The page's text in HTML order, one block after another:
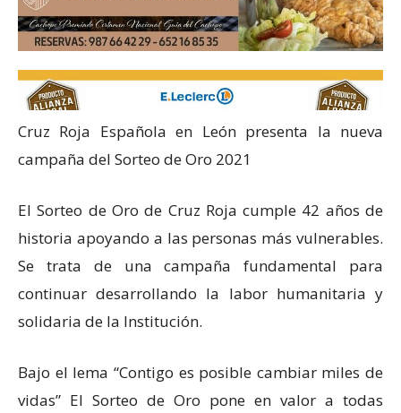
Cruz Roja Española en León presenta la nueva
campaña del Sorteo de Oro 2021
El Sorteo de Oro de Cruz Roja cumple 42 años de
historia apoyando a las personas más vulnerables.
Se trata de una campaña fundamental para
continuar desarrollando la labor humanitaria y
solidaria de la Institución.
Bajo el lema “Contigo es posible cambiar miles de
vidas” El Sorteo de Oro pone en valor a todas